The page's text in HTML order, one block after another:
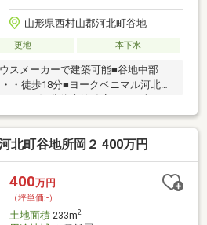
山形県西村山郡河北町谷地
更地 本下水
スメーカーで建築可能■谷地中部
・徒歩18分■ヨークベニマル河北
北町谷地所岡２ 400万円
400万円
（坪単価:-）
土地面積233m2